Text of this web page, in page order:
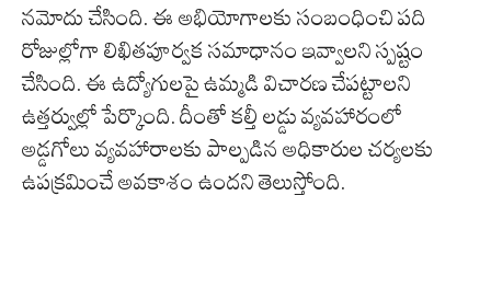
నమోదు చేసింది. ఈ అభియోగాలకు సంబంధించి పది
రోజుల్లోగా లిఖితపూర్వక సమాధానం ఇవ్వాలని స్పష్టం
చేసింది. ఈ ఉద్యోగులపై ఉమ్మడి విచారణ చేపట్టాలని
ఉత్తర్వుల్లో పేర్కొంది. దీంతో కల్తీ లడ్డు వ్యవహారంలో
అడ్డగోలు వ్యవహారాలకు పాల్పడిన అధికారుల చర్యలకు
ఉపక్రమించే అవకాశం ఉందని తెలుస్తోంది.